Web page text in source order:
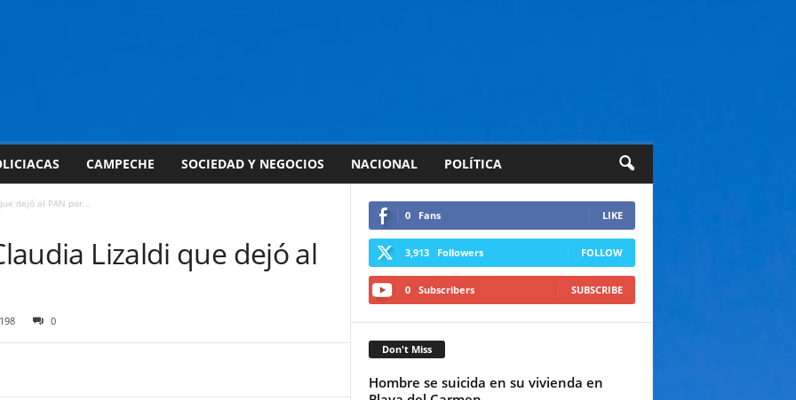
CAMPECHE SOCIEDAD Y NEGOCIOS NACIONAL POLÍTICA
dejó al PAN por...
Lizaldi que dejó al
0
0 Fans LIKE
3,913 Followers FOLLOW
0 Subscribers SUBSCRIBE
Don't Miss
Hombre se suicida en su vivienda en